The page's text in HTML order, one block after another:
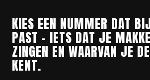
KIES EEN NUMMER DAT
PAST – IETS DAT JE
ZINGEN EN WAARVAN JE
KENT.